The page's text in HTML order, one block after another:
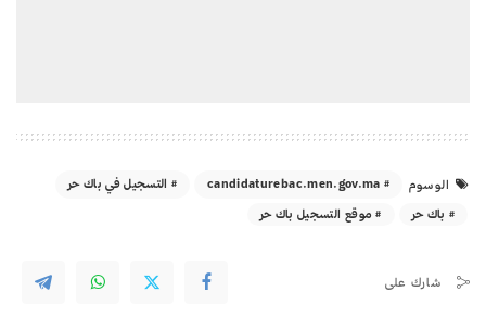
الوسوم candidaturebac.men.gov.ma
التسجيل في باك حر
باك حر
موقع التسجيل باك حر
شارك على